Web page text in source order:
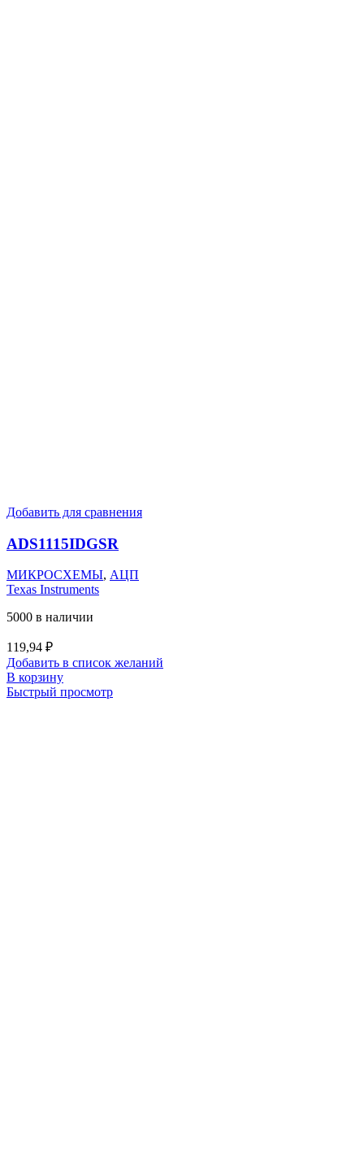
Добавить для сравнения
ADS1115IDGSR
МИКРОСХЕМЫ, АЦП
Texas Instruments
5000 в наличии
119,94 ₽
Добавить в список желаний
В корзину
Быстрый просмотр